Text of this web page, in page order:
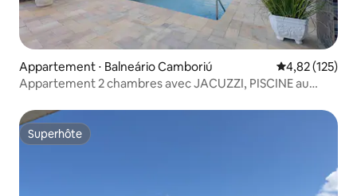
Appartement ⋅ Balneário Camboriú Évaluation
4,82 (125)
Appartement 2 chambres avec JACUZZI, PISCINE au
Superhôte
Superhôte